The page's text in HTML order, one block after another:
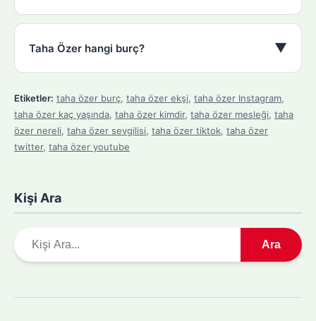
Taha Özer hangi burç? ▼
Etiketler: taha özer burç, taha özer ekşi, taha özer Instagram,
taha özer kaç yaşında, taha özer kimdir, taha özer mesleği, taha
özer nereli, taha özer sevgilisi, taha özer tiktok, taha özer
twitter, taha özer youtube
Kişi Ara
r
Ara